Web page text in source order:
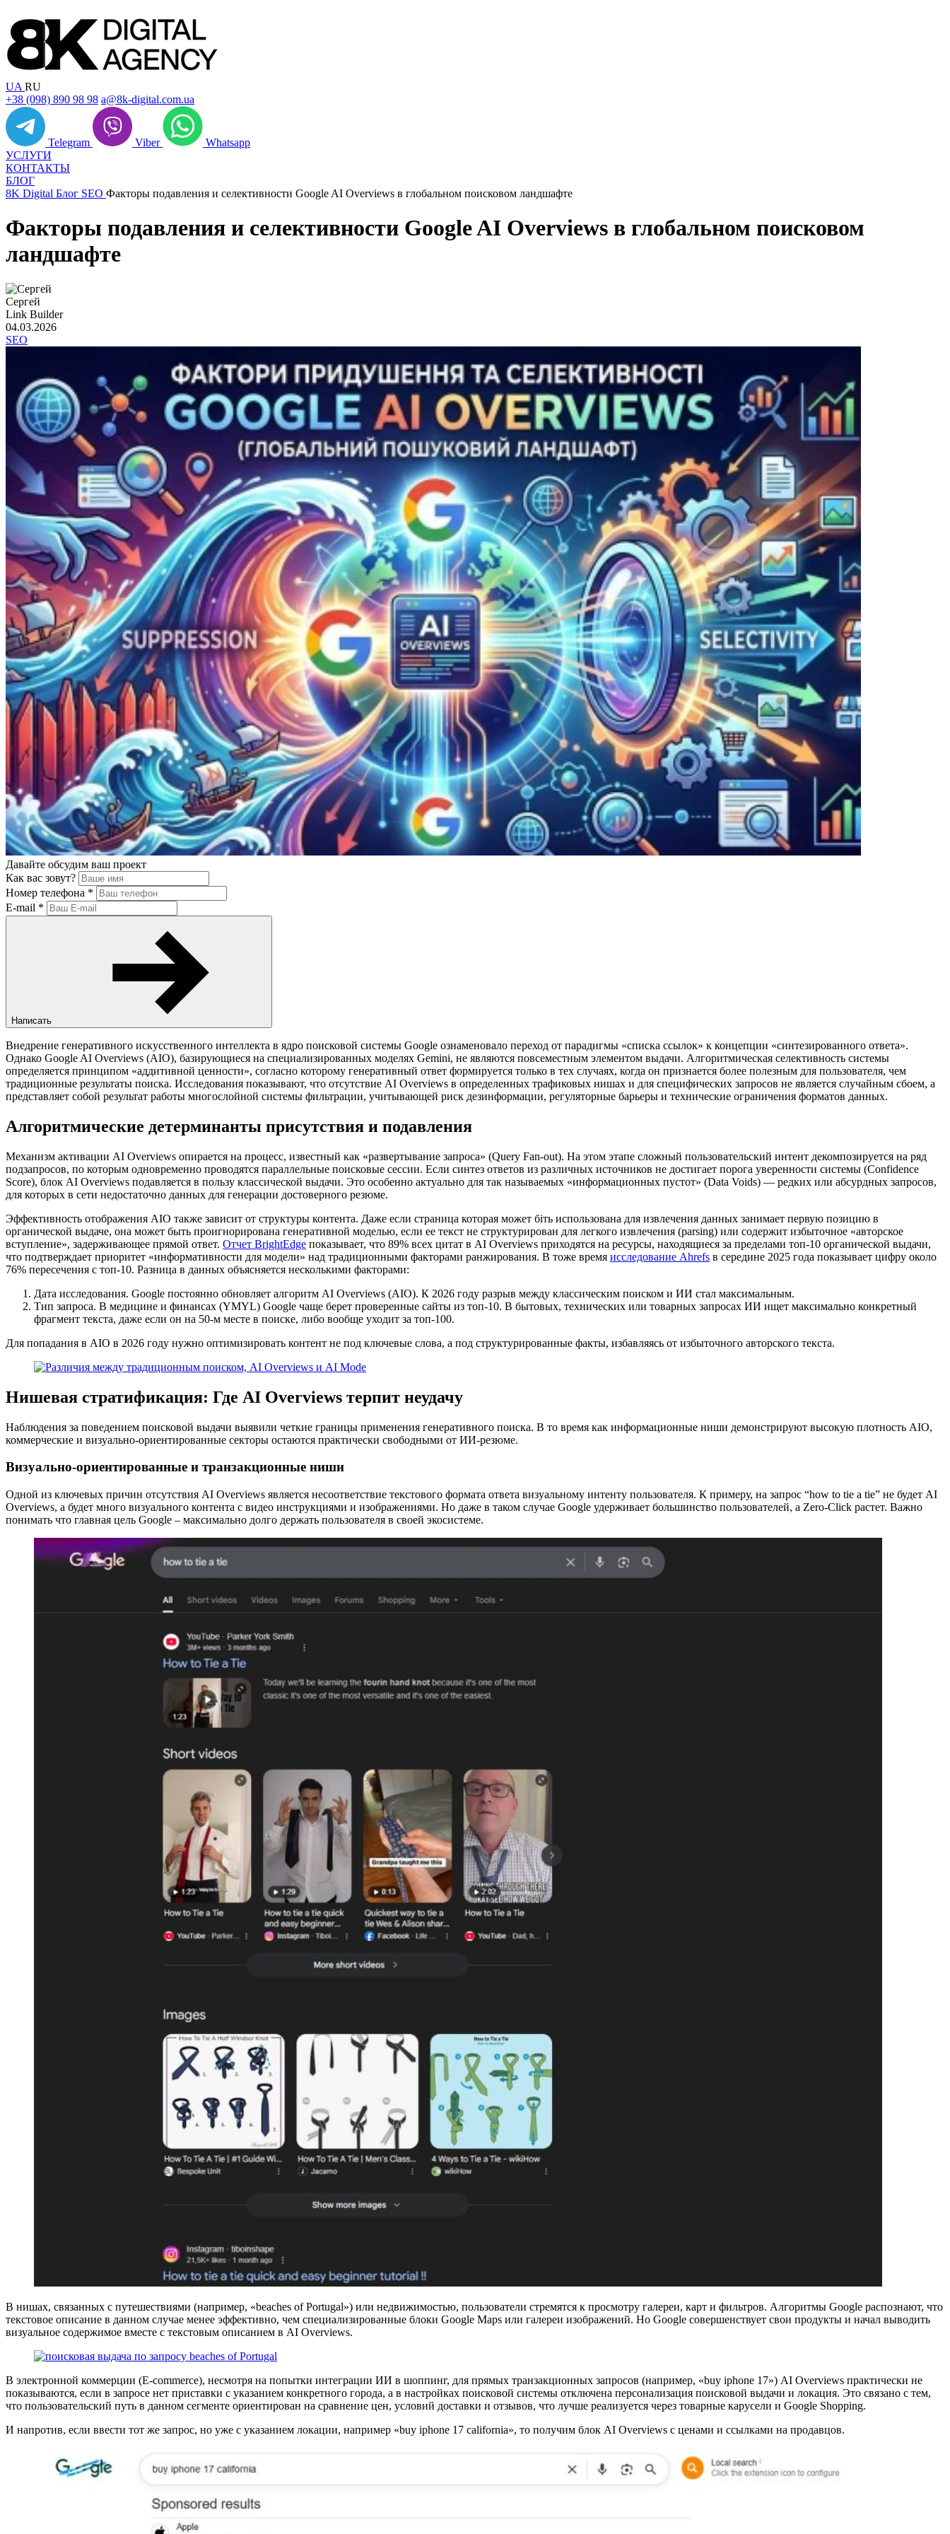
UA RU
+38 (098) 890 98 98 a@8k-digital.com.ua
Telegram Viber
Whatsapp
УСЛУГИ
КОНТАКТЫ
БЛОГ
8K Digital Блог SEO Факторы подавления и селективности Google AI Overviews в глобальном поисковом ландшафте
Факторы подавления и селективности Google AI Overviews в глобальном поисковом
ландшафте
Сергей
Link Builder
04.03.2026
SEO
Давайте обсудим ваш проект
Как вас зовут?
Номер телефона *
E-mail *
Написать
Внедрение генеративного искусственного интеллекта в ядро поисковой системы Google ознаменовало переход от парадигмы «списка ссылок» к концепции «синтезированного ответа».
Однако Google AI Overviews (AIO), базирующиеся на специализированных моделях Gemini, не являются повсеместным элементом выдачи. Алгоритмическая селективность системы
определяется принципом «аддитивной ценности», согласно которому генеративный ответ формируется только в тех случаях, когда он признается более полезным для пользователя, чем
традиционные результаты поиска. Исследования показывают, что отсутствие AI Overviews в определенных трафиковых нишах и для специфических запросов не является случайным сбоем, а
представляет собой результат работы многослойной системы фильтрации, учитывающей риск дезинформации, регуляторные барьеры и технические ограничения форматов данных.
Алгоритмические детерминанты присутствия и подавления
Механизм активации AI Overviews опирается на процесс, известный как «развертывание запроса» (Query Fan-out). На этом этапе сложный пользовательский интент декомпозируется на ряд
подзапросов, по которым одновременно проводятся параллельные поисковые сессии. Если синтез ответов из различных источников не достигает порога уверенности системы (Confidence
Score), блок AI Overviews подавляется в пользу классической выдачи. Это особенно актуально для так называемых «информационных пустот» (Data Voids) — редких или абсурдных запросов,
для которых в сети недостаточно данных для генерации достоверного резюме.
Эффективность отображения AIO также зависит от структуры контента. Даже если страница которая может біть использована для извлечения данных занимает первую позицию в
органической выдаче, она может быть проигнорирована генеративной моделью, если ее текст не структурирован для легкого извлечения (parsing) или содержит избыточное «авторское
вступление», задерживающее прямой ответ. Отчет BrightEdge показывает, что 89% всех цитат в AI Overviews приходятся на ресурсы, находящиеся за пределами топ-10 органической выдачи,
что подтверждает приоритет «информативности для модели» над традиционными факторами ранжирования. В тоже время исследование Ahrefs в середине 2025 года показывает цифру около
76% пересечения с топ-10. Разница в данных объясняется несколькими факторами:
Дата исследования. Google постоянно обновляет алгоритм AI Overviews (AIO). К 2026 году разрыв между классическим поиском и ИИ стал максимальным.
Тип запроса. В медицине и финансах (YMYL) Google чаще берет проверенные сайты из топ-10. В бытовых, технических или товарных запросах ИИ ищет максимально конкретный
фрагмент текста, даже если он на 50-м месте в поиске, либо вообще уходит за топ-100.
Для попадания в AIO в 2026 году нужно оптимизировать контент не под ключевые слова, а под структурированные факты, избавляясь от избыточного авторского текста.
Нишевая стратификация: Где AI Overviews терпит неудачу
Наблюдения за поведением поисковой выдачи выявили четкие границы применения генеративного поиска. В то время как информационные ниши демонстрируют высокую плотность AIO,
коммерческие и визуально-ориентированные секторы остаются практически свободными от ИИ-резюме.
Визуально-ориентированные и транзакционные ниши
Одной из ключевых причин отсутствия AI Overviews является несоответствие текстового формата ответа визуальному интенту пользователя. К примеру, на запрос “how to tie a tie” не будет AI
Overviews, а будет много визуального контента с видео инструкциями и изображениями. Но даже в таком случае Google удерживает большинство пользователей, а Zero-Click растет. Важно
понимать что главная цель Google – максимально долго держать пользователя в своей экосистеме.
В нишах, связанных с путешествиями (например, «beaches of Portugal») или недвижимостью, пользователи стремятся к просмотру галереи, карт и фильтров. Алгоритмы Google распознают, что
текстовое описание в данном случае менее эффективно, чем специализированные блоки Google Maps или галереи изображений. Но Google совершенствует свои продукты и начал выводить
визуальное содержимое вместе с текстовым описанием в AI Overviews.
В электронной коммерции (E-commerce), несмотря на попытки интеграции ИИ в шоппинг, для прямых транзакционных запросов (например, «buy iphone 17») AI Overviews практически не
показываются, если в запросе нет приставки с указанием конкретного города, а в настройках поисковой системы отключена персонализация поисковой выдачи и локация. Это связано с тем,
что пользовательский путь в данном сегменте ориентирован на сравнение цен, условий доставки и отзывов, что лучше реализуется через товарные карусели и Google Shopping.
И напротив, если ввести тот же запрос, но уже с указанием локации, например «buy iphone 17 california», то получим блок AI Overviews с ценами и ссылками на продавцов.